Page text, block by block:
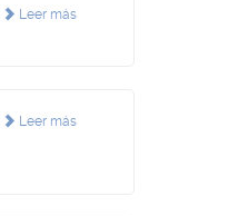
Leer más
Leer más